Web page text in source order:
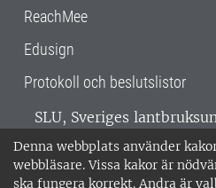
Denna webbplats använder
webbläsare. Vissa kakor är
ska fungera korrekt. Andra är
ReachMee
Edusign
Protokoll och beslutslistor
SLU, Sveriges
verksamhet över hela
Alnarp, Uppsala och
miljöcertifierat enligt ISO